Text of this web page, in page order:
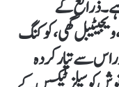
ذرائع کے
گھی، کوکنگ
اس سے تیار کردہ